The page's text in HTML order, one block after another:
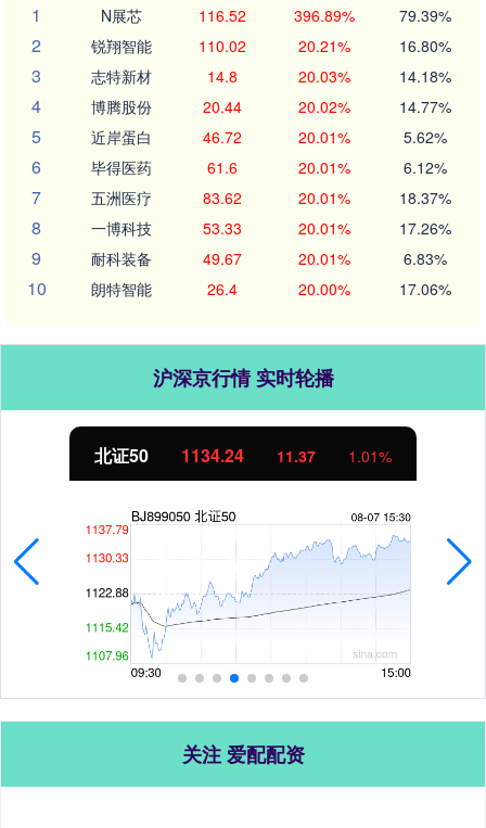
1
N展芯 116.52 396.89% 79.39%
2 锐翔智能 110.02 20.21% 16.80%
3 志特新材 14.8 20.03% 14.18%
4 博腾股份 20.44 20.02% 14.77%
5 近岸蛋白 46.72 20.01% 5.62%
6 毕得医药 61.6 20.01% 6.12%
7 五洲医疗 83.62 20.01% 18.37%
8 一博科技 53.33 20.01% 17.26%
9 耐科装备 49.67 20.01% 6.83%
10 朗特智能 26.4 20.00% 17.06%
沪深京行情 实时轮播
北证50 1134.24 11.37 1.01%
关注 爱配配资